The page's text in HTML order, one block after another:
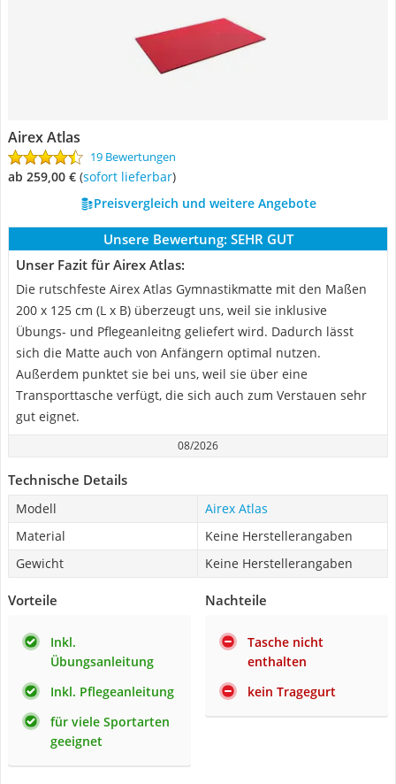
Airex Atlas
19 Bewertungen
ab 259,00 € ( Sofort lieferbar)
Preisvergleich und weitere Angebote
Unsere Bewertung: SEHR GUT
Unser Fazit für Airex Atlas:
Die rutschfeste Airex Atlas Gymnastikmatte mit den Maßen
200 x 125 cm (L x B) überzeugt uns, weil sie inklusive
Übungs- und Pflegeanleitng geliefert wird. Dadurch lässt
sich die Matte auch von Anfängern optimal nutzen.
Außerdem punktet sie bei uns, weil sie über eine
Transporttasche verfügt, die sich auch zum Verstauen sehr
gut eignet.
08/2026
Technische Details
Modell
Airex Atlas
Material
Keine Herstellerangaben
Gewicht
Keine Herstellerangaben
Vorteile
Inkl.
Übungsanleitung
Inkl. Pflegeanleitung
für viele Sportarten
geeignet
Nachteile
Tasche nicht
enthalten
kein Tragegurt